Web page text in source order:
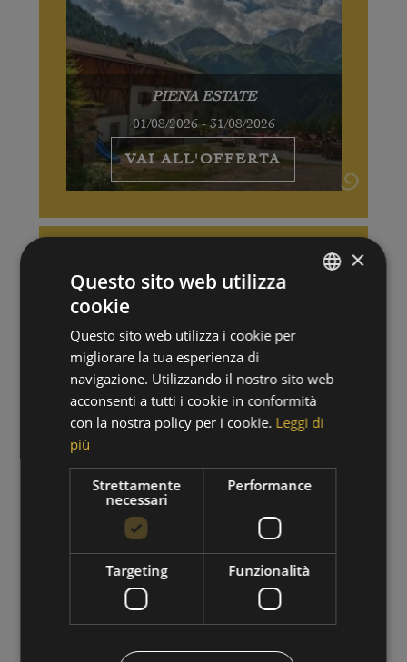
PIENA ESTATE
01/08/2026 - 31/08/2026
VAI ALL'OFFERTA
PERIODO DI ESCURSIONI
01/09/2026 - 30/09/2026
VAI ALL'OFFERTA
×
Questo sito web utilizza
cookie
Questo sito web utilizza i cookie per
migliorare la tua esperienza di
navigazione. Utilizzando il nostro sito web
acconsenti a tutti i cookie in conformità
con la nostra policy per i cookie. Leggi di
più
Strettamente
necessari
Performance
Targeting Funzionalità